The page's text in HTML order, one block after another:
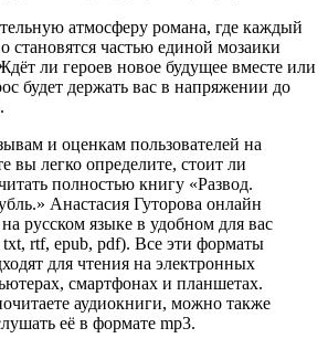
атмосферу романа, где каждый
становятся частью единой мозаики
ли героев новое будущее вместе или
будет держать вас в напряжении до
и оценкам пользователей на
вы легко определите, стоит ли
полностью книгу «Развод.
Анастасия Гуторова онлайн
на русском языке в удобном для вас
rtf, epub, pdf). Все эти форматы
для чтения на электронных
смартфонах и планшетах.
аудиокниги, можно также
её в формате mp3.